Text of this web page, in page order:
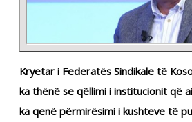
Hapjen e trajnimit e bëri Kryetari i FSSHK-
Blerim Syla, me ç’rast i njoftoj te
rendesinë e këtij trajnimi me theks te
edukimin e brezave të rinj (lider potencial).
Pjesëmarresit në këtë trajnim (e qe ishin